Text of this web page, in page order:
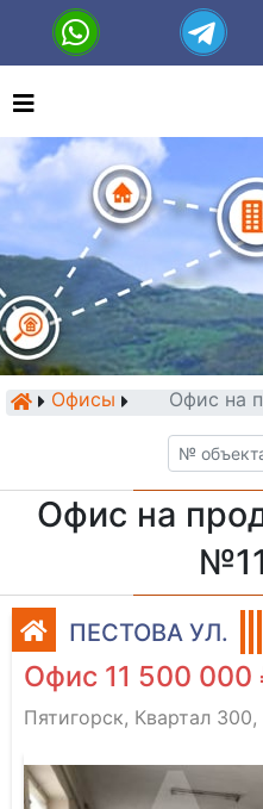
Офисы Офис на
Офис на
ПЕСТОВА УЛ.
Офис 11 500 000
Пятигорск, Квартал